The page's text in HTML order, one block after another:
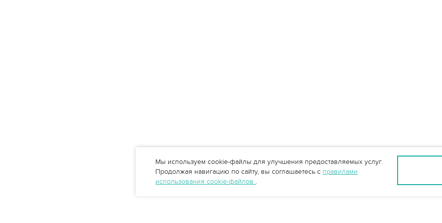
Мы используем cookie-файлы для улучшения предоставляемых услуг.
Продолжая навигацию по сайту, вы соглашаетесь с правилами
использования cookie-файлов .